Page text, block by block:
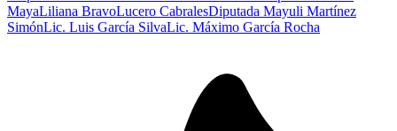
MayaLiliana BravoLucero CabralesDiputada Mayuli Martínez
SimónLic. Luis García SilvaLic. Máximo García Rocha